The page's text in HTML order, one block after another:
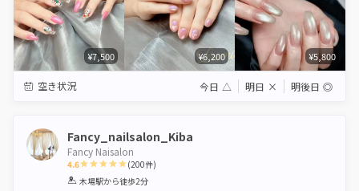
¥7,500 ¥6,200 ¥5,800
空き状況 今日 △ 明日 × 明後日 ◎
Fancy_nailsalon_Kiba
Fancy Naisalon
4.6
1 2 3 4 5
(200件)
木場駅から徒歩2分